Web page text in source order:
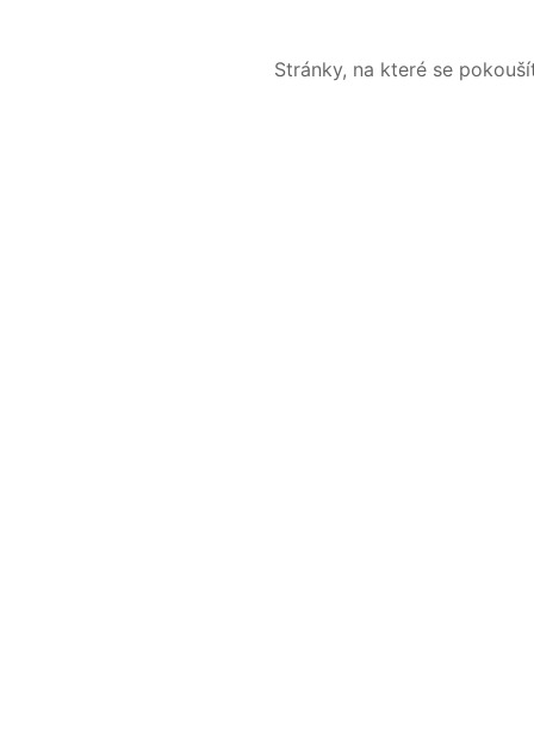
Stránky, na které se